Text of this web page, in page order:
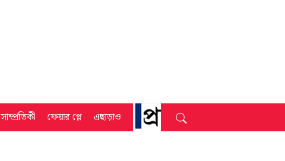
সাম্প্রতিকী ফেয়ার প্লে এছাড়াও